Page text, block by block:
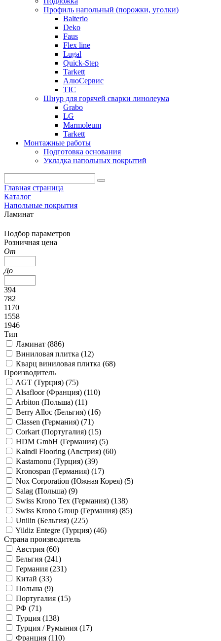
Профиль напольный (порожки, уголки)
Balterio
Deko
Faus
Flex line
Lugal
Quick-Step
Tarkett
АлюСервис
ТІС
Шнур для горячей сварки линолеума
Grabo
LG
Marmoleum
Tarkett
Монтажные работы
Подготовка основания
Укладка напольных покрытий
Главная страница
Каталог
Напольные покрытия
Ламинат
Подбор параметров
Розничная цена
От
До
394
782
1170
1558
1946
Тип
Ламинат (886)
Виниловая плитка (12)
Кварц виниловая плитка (68)
Производитель
AGT (Турция) (75)
Alsafloor (Франция) (110)
Arbiton (Польша) (11)
Berry Alloc (Бельгия) (16)
Classen (Германия) (71)
Corkart (Португалия) (15)
HDM GmbH (Германия) (5)
Kaindl Flooring (Австрия) (60)
Kastamonu (Турция) (39)
Kronospan (Германия) (17)
Nox Corporation (Южная Корея) (5)
Salag (Польша) (9)
Swiss Krono Tex (Германия) (138)
Swiss Krono Group (Германия) (85)
Unilin (Бельгия) (225)
Yildiz Entegre (Турция) (46)
Страна производитель
Австрия (60)
Бельгия (241)
Германия (231)
Китай (33)
Польша (9)
Португалия (15)
РФ (71)
Турция (138)
Турция / Румыния (17)
Франция (110)